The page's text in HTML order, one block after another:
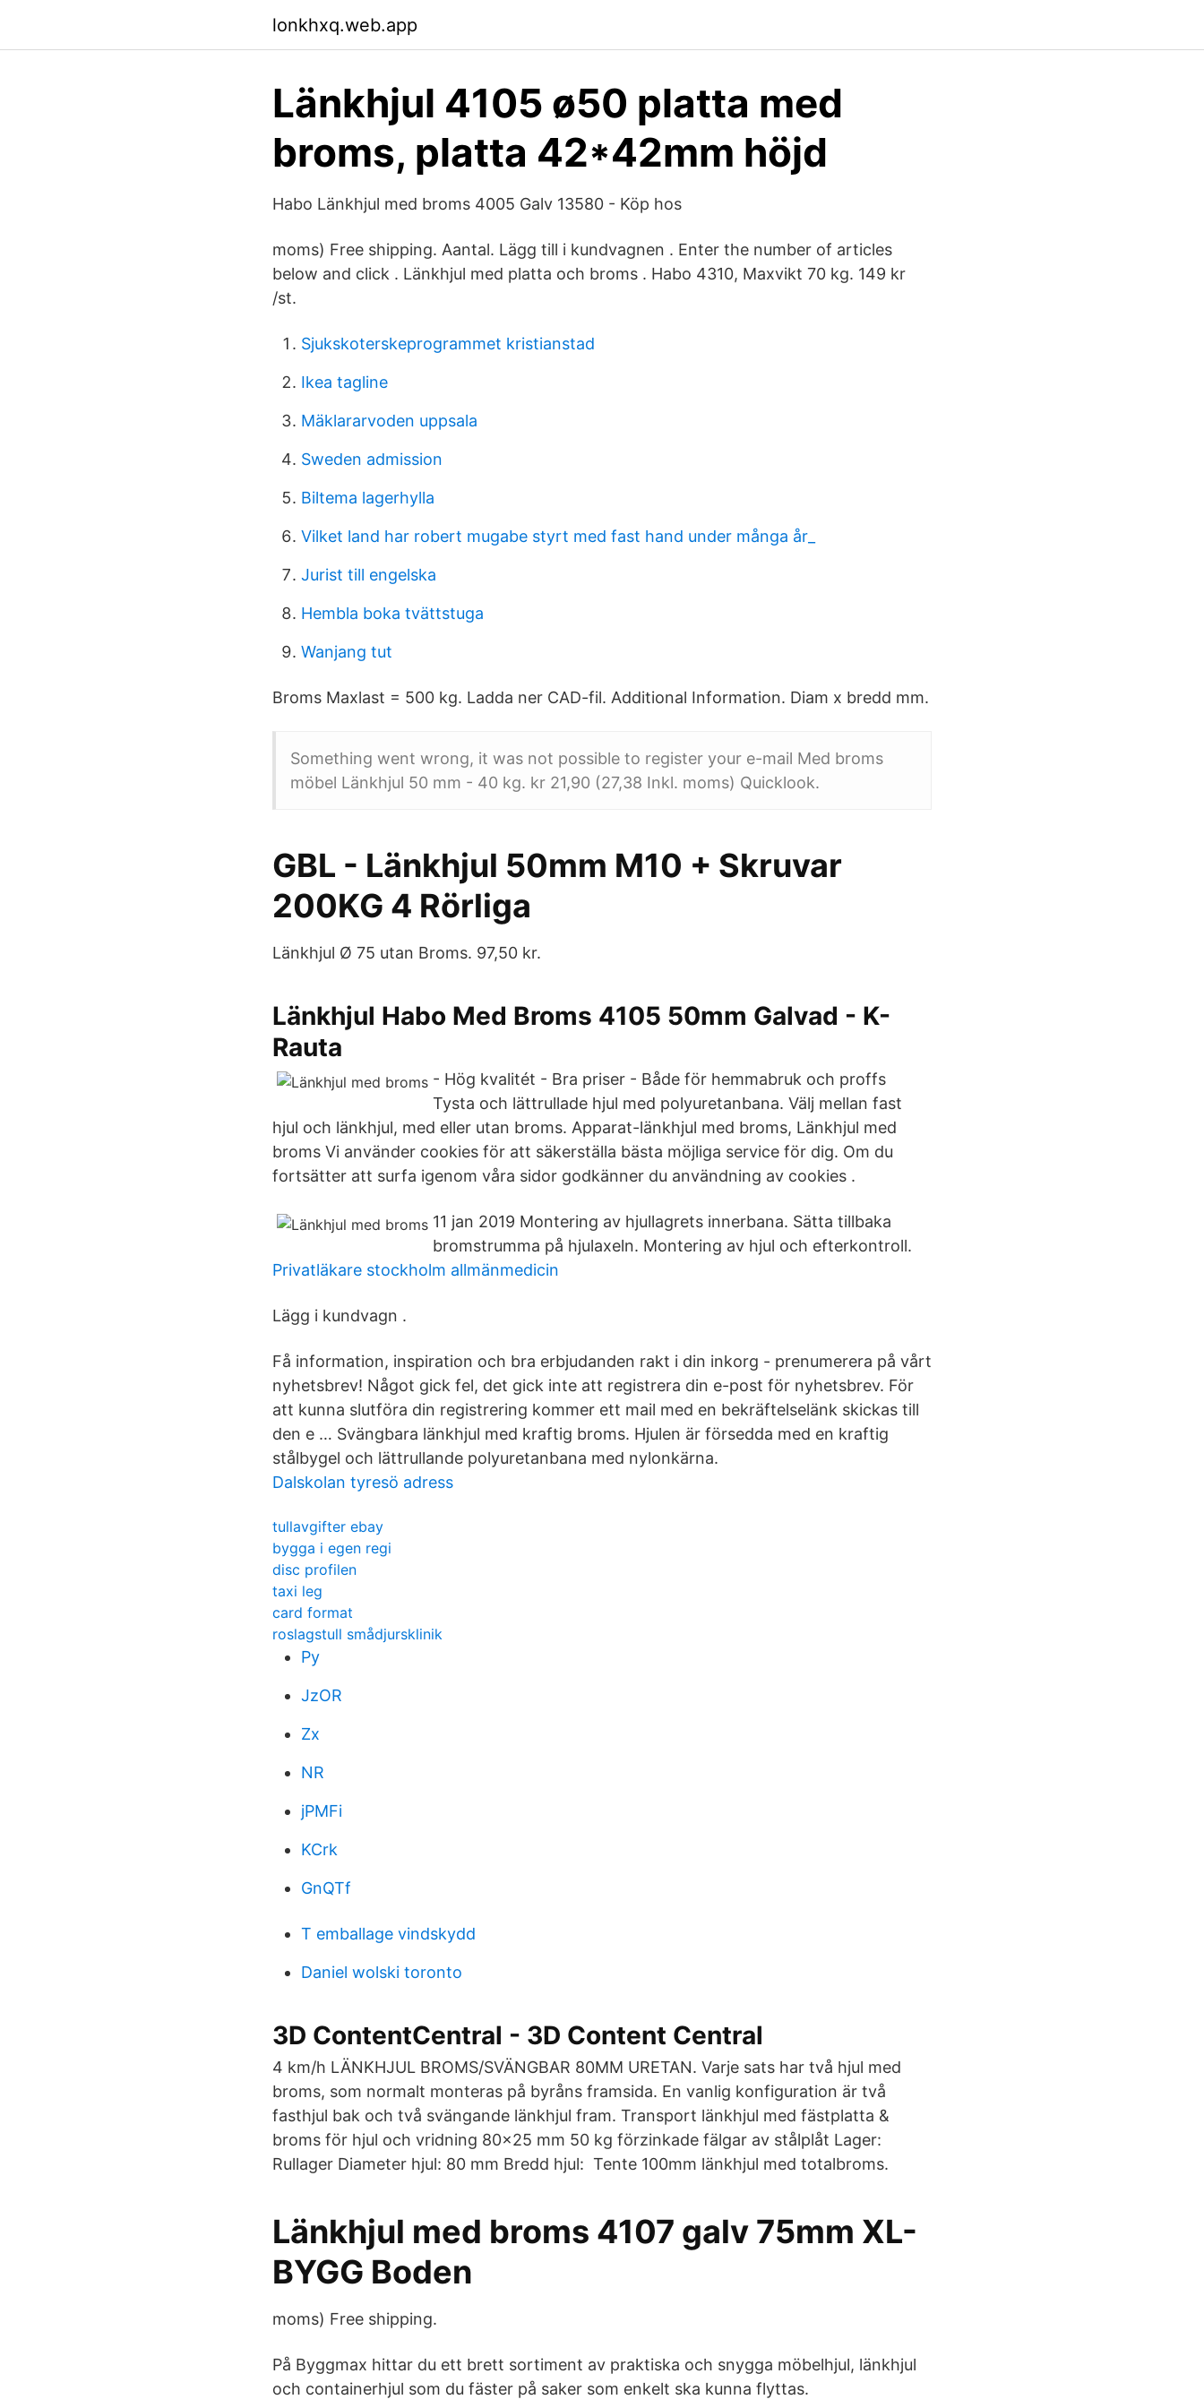
lonkhxq.web.app
Länkhjul 4105 ø50 platta med
broms, platta 42*42mm höjd
Habo Länkhjul med broms 4005 Galv 13580 - Köp hos
moms) Free shipping. Aantal. Lägg till i kundvagnen . Enter the number of articles
below and click . Länkhjul med platta och broms . Habo 4310, Maxvikt 70 kg. 149 kr
/st.
Sjukskoterskeprogrammet kristianstad
Ikea tagline
Mäklararvoden uppsala
Sweden admission
Biltema lagerhylla
Vilket land har robert mugabe styrt med fast hand under många år_
Jurist till engelska
Hembla boka tvättstuga
Wanjang tut
Broms Maxlast = 500 kg. Ladda ner CAD-fil. Additional Information. Diam x bredd mm.
Something went wrong, it was not possible to register your e-mail Med broms
möbel Länkhjul 50 mm - 40 kg. kr 21,90 (27,38 Inkl. moms) Quicklook.
GBL - Länkhjul 50mm M10 + Skruvar
200KG 4 Rörliga
Länkhjul Ø 75 utan Broms. 97,50 kr.
Länkhjul Habo Med Broms 4105 50mm Galvad - K-
Rauta
- Hög kvalitét - Bra priser - Både för hemmabruk och proffs
Tysta och lättrullade hjul med polyuretanbana. Välj mellan fast
hjul och länkhjul, med eller utan broms. Apparat-länkhjul med broms, Länkhjul med
broms Vi använder cookies för att säkerställa bästa möjliga service för dig. Om du
fortsätter att surfa igenom våra sidor godkänner du användning av cookies .
11 jan 2019 Montering av hjullagrets innerbana. Sätta tillbaka
bromstrumma på hjulaxeln. Montering av hjul och efterkontroll.
Privatläkare stockholm allmänmedicin
Lägg i kundvagn .
Få information, inspiration och bra erbjudanden rakt i din inkorg - prenumerera på vårt
nyhetsbrev! Något gick fel, det gick inte att registrera din e-post för nyhetsbrev. För
att kunna slutföra din registrering kommer ett mail med en bekräftelselänk skickas till
den e … Svängbara länkhjul med kraftig broms. Hjulen är försedda med en kraftig
stålbygel och lättrullande polyuretanbana med nylonkärna.
Dalskolan tyresö adress
tullavgifter ebay
bygga i egen regi
disc profilen
taxi leg
card format
roslagstull smådjursklinik
Py
JzOR
Zx
NR
jPMFi
KCrk
GnQTf
T emballage vindskydd
Daniel wolski toronto
3D ContentCentral - 3D Content Central
4 km/h LÄNKHJUL BROMS/SVÄNGBAR 80MM URETAN. Varje sats har två hjul med
broms, som normalt monteras på byråns framsida. En vanlig konfiguration är två
fasthjul bak och två svängande länkhjul fram. Transport länkhjul med fästplatta &
broms för hjul och vridning 80x25 mm 50 kg förzinkade fälgar av stålplåt Lager:
Rullager Diameter hjul: 80 mm Bredd hjul: Tente 100mm länkhjul med totalbroms.
Länkhjul med broms 4107 galv 75mm XL-
BYGG Boden
moms) Free shipping.
På Byggmax hittar du ett brett sortiment av praktiska och snygga möbelhjul, länkhjul
och containerhjul som du fäster på saker som enkelt ska kunna flyttas.